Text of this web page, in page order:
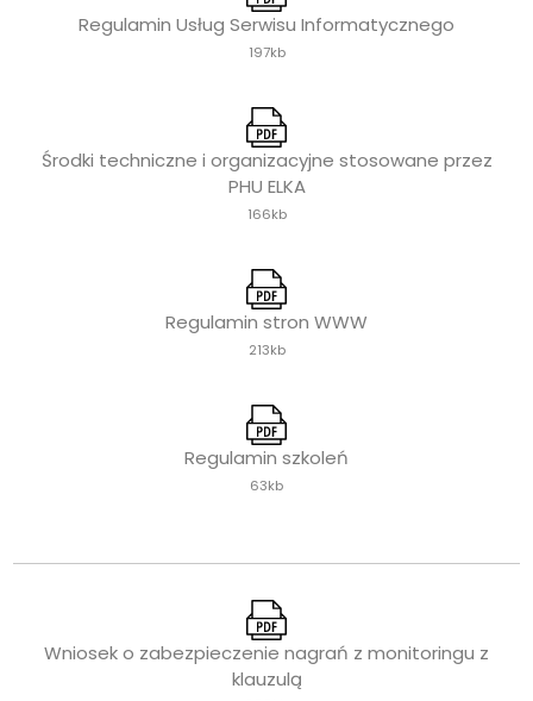
Regulamin Usług Serwisu Informatycznego
197kb
Środki techniczne i organizacyjne stosowane przez
PHU ELKA
166kb
Regulamin stron WWW
213kb
Regulamin szkoleń
63kb
Wniosek o zabezpieczenie nagrań z monitoringu z
klauzulą